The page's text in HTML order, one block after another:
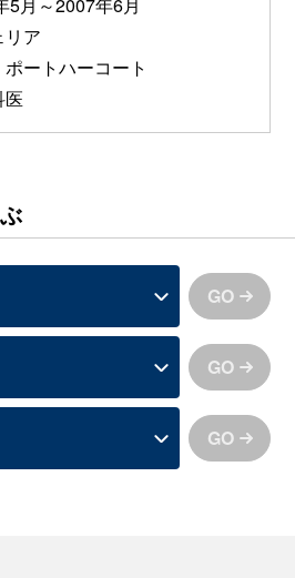
5月～2007年6月
ア
ートハーコート
医
GO
GO
GO